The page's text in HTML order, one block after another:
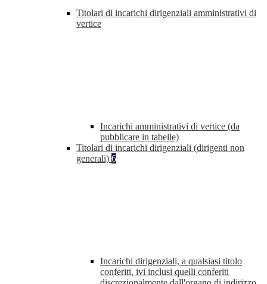
Titolari di incarichi dirigenziali amministrativi di
vertice
Incarichi amministrativi di vertice (da
pubblicare in tabelle)
Titolari di incarichi dirigenziali (dirigenti non
generali) 6
Incarichi dirigenziali, a qualsiasi titolo
conferiti, ivi inclusi quelli conferiti